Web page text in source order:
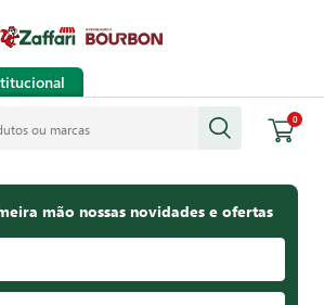
0
mão nossas novidades e ofertas